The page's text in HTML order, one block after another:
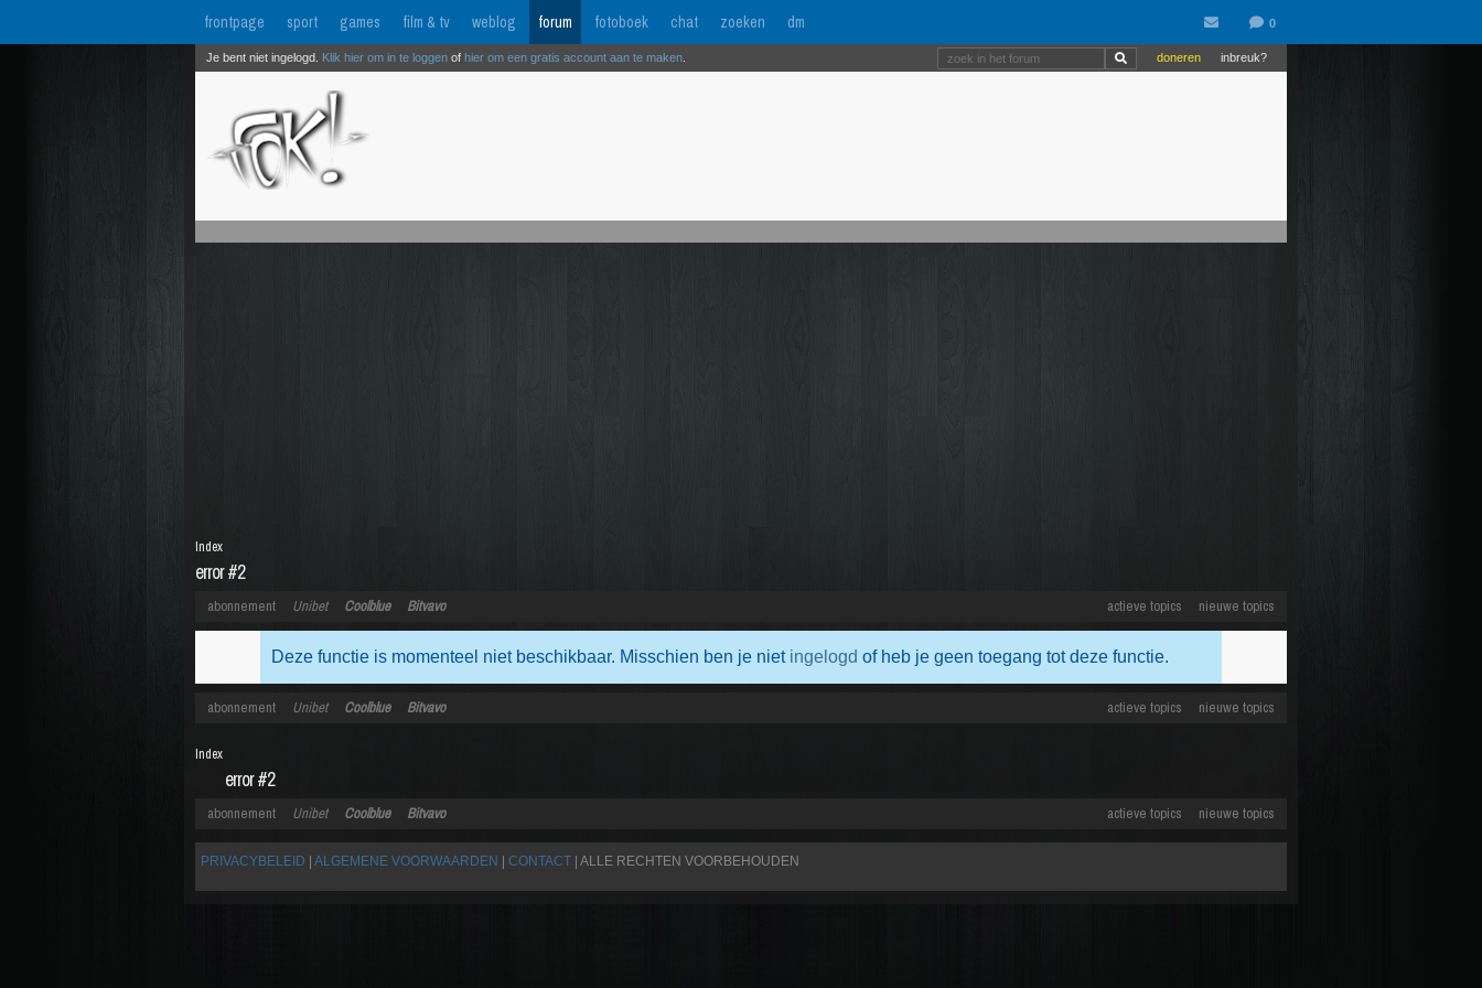
frontpage sport games film & tv weblog forum fotoboek chat zoeken dm
inbreuk?
doneren
Je bent niet ingelogd. Klik hier om in te loggen of hier om een gratis account aan te maken
error #2
Index
actieve topics nieuwe topics
abonnement Unibet Coolblue Bitvavo
Deze functie is momenteel niet beschikbaar. Misschien ben je niet ingelogd of heb je geen toegang tot deze functie.
actieve topics nieuwe topics
abonnement Unibet Coolblue Bitvavo
error #2
Index
actieve topics nieuwe topics
abonnement Unibet Coolblue Bitvavo
PRIVACYBELEID ALGEMENE VOORWAARDEN CONTACT | ALLE RECHTEN VOORBEHOUDEN